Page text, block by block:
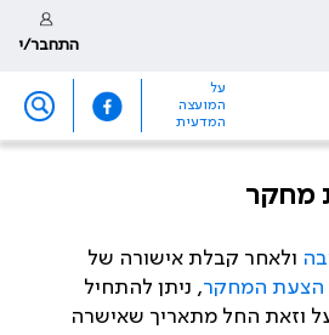
התחבר/י
על
המועצה
המדעית
מחקר
ולאחר קבלת אישורה של
הצעת המחקר, ניתן להתחיל
וזאת החל מתאריך שאישרה